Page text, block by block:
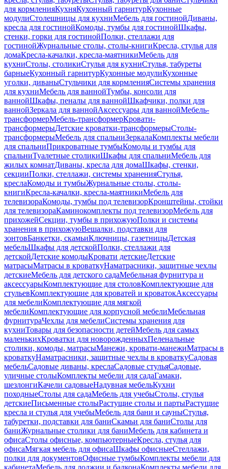
для кормленияКухняКухонный гарнитурКухонные
модулиСтолешницы для кухниМебель для гостинойДиваны,
кресла для гостинойКомоды, тумбы для гостинойШкафы,
стенки, горки для гостинойПолки, стеллажи для
гостинойЖурнальные столы, столы-книгиКресла, стулья для
домаКресла-качалки, кресла-маятникиМебель для
кухниСтолы, столикиСтулья для кухниСтулья, табуреты
барныеКухонный гарнитурКухонные модулиКухонные
уголки, диваныСтульчики для кормленияСистемы хранения
для кухниМебель для ваннойТумбы, консоли для
ваннойШкафы, пеналы для ваннойШкафчики, полки для
ваннойЗеркала для ваннойАксессуары для ваннойМебель-
трансформерМебель-трансформерКровати-
трансформерыДетские кроватки-трансформерыСтолы-
трансформерыМебель для спальниЗеркалаКомплекты мебели
для спальниПрикроватные тумбыКомоды и тумбы для
спальниТуалетные столикиШкафы для спальниМебель для
жилых комнатДиваны, кресла для домаШкафы, стенки,
секцииПолки, стеллажи, системы храненияСтулья,
креслаКомоды и тумбыЖурнальные столы, столы-
книгиКресла-качалки, кресла-маятникиМебель для
телевизораКомоды, тумбы под телевизорКронштейны, стойки
для телевизораКаминокомплекты под телевизорМебель для
прихожейСекции, тумбы в прихожуюПолки и системы
хранения в прихожуюВешалки, подставки для
зонтовБанкетки, скамьиКлючницы, газетницыДетская
мебельШкафы для детскойПолки, стеллажи для
детскойДетские комодыКровати детскиеДетские
матрасыМатрасы в кроваткуНаматрасники, защитные чехлы
детскиеМебель для детского садаМебельная фурнитура и
аксессуарыКомплектующие для столовКомплектующие для
стульевКомплектующие для кроватей и кроватокАксессуары
для мебелиКомплектующие для мягкой
мебелиКомплектующие для корпусной мебелиМебельная
фурнитураЧехлы для мебелиСистемы хранения для
кухниТовары для безопасности детейМебель для самых
маленькихКроватки для новорожденныхПеленальные
столики, комоды, матрасыМанежи, кровати-манежиМатрасы в
кроваткуНаматрасники, защитные чехлы в кроваткуСадовая
мебельСадовые диваны, креслаСадовые стульяСадовые,
уличные столыКомплекты мебели для садаГамаки,
шезлонгиКачели садовыеНадувная мебельКухни
походныеСтолы для садаМебель для учебыСтолы, стулья
детскиеПисьменные столыРастущие столы и партыРастущие
кресла и стулья для учебыМебель для бани и сауныСтулья,
табуретки, подставки для баниСкамьи для баниСтолы для
баниЖурнальные столики для баниМебель для кабинета и
офисаСтолы офисные, компьютерныеКресла, стулья для
офисаМягкая мебель для офисаШкафы офисныеСтеллажи,
полки для документовОфисные тумбыКомплекты мебели для
кабинетаМебель для лоджии и балконаКомплекты мебели для